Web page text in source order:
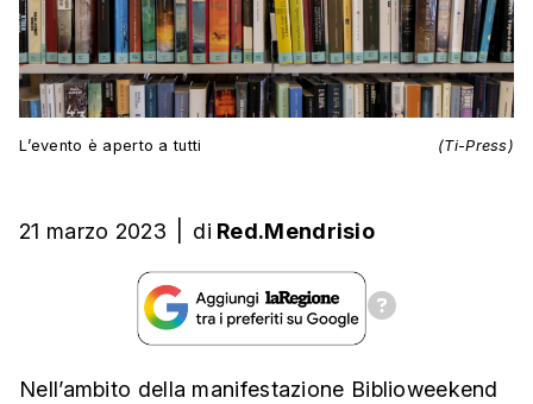
L’evento è aperto a tutti (Ti-Press)
21 marzo 2023 di Red.Mendrisio
Nell’ambito della manifestazione Biblioweekend